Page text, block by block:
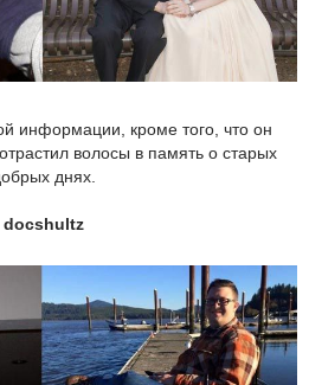
информации, кроме того, что он
волосы в память о старых
днях.
docshultz